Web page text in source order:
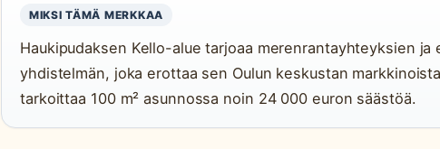
MIKSI TÄMÄ MERKKAA
Haukipudaksen Kello-alue tarjoaa merenrantayhteyksien
yhdistelmän, joka erottaa sen Oulun keskustan
tarkoittaa 100 m² asunnossa noin 24 000 euron säästöä.